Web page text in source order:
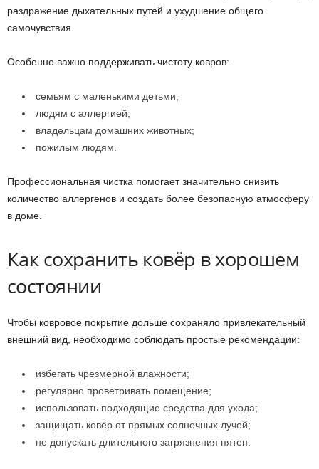
раздражение дыхательных путей и ухудшение общего
самочувствия.
Особенно важно поддерживать чистоту ковров:
семьям с маленькими детьми;
людям с аллергией;
владельцам домашних животных;
пожилым людям.
Профессиональная чистка помогает значительно снизить
количество аллергенов и создать более безопасную атмосферу
в доме.
Как сохранить ковёр в хорошем
состоянии
Чтобы ковровое покрытие дольше сохраняло привлекательный
внешний вид, необходимо соблюдать простые рекомендации:
избегать чрезмерной влажности;
регулярно проветривать помещение;
использовать подходящие средства для ухода;
защищать ковёр от прямых солнечных лучей;
не допускать длительного загрязнения пятен.